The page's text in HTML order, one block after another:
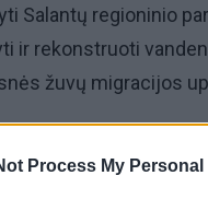
Process My
Salantų regioninio
ir rekonstruoti
žuvų migracijos
priklausančio